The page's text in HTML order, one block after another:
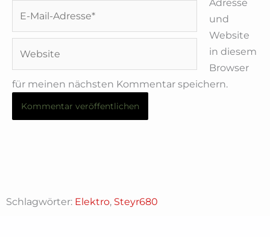
Adresse*
Adresse
und
Website
in diesem
Browser
für meinen nächsten Kommentar speichern.
Schlagwörter: Elektro, Steyr680